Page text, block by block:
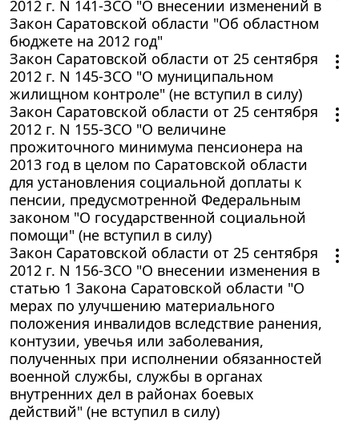
2012 г. N 141-ЗСО "О внесении изменений в
Закон Саратовской области "Об областном
бюджете на 2012 год"
Закон Саратовской области от 25 сентября
2012 г. N 145-ЗСО "О муниципальном
жилищном контроле" (не вступил в силу)
Закон Саратовской области от 25 сентября
2012 г. N 155-ЗСО "О величине
прожиточного минимума пенсионера на
2013 год в целом по Саратовской области
для установления социальной доплаты к
пенсии, предусмотренной Федеральным
законом "О государственной социальной
помощи" (не вступил в силу)
Закон Саратовской области от 25 сентября
2012 г. N 156-ЗСО "О внесении изменения в
статью 1 Закона Саратовской области "О
мерах по улучшению материального
положения инвалидов вследствие ранения,
контузии, увечья или заболевания,
полученных при исполнении обязанностей
военной службы, службы в органах
внутренних дел в районах боевых
действий" (не вступил в силу)